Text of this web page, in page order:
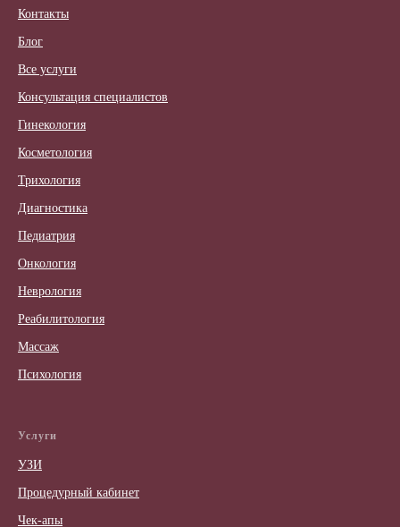
Контакты
Блог
Все услуги
Консультация специалистов
Гинекология
Косметология
Трихология
Диагностика
Педиатрия
Онкология
Неврология
Реабилитология
Массаж
Психология
Услуги
УЗИ
Процедурный кабинет
Чек-апы